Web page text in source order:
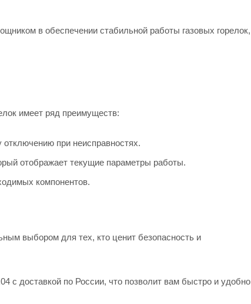
в обеспечении стабильной работы газовых горелок,
имеет ряд преимуществ:
отключению при неисправностях.
отображает текущие параметры работы.
компонентов.
выбором для тех, кто ценит безопасность и
с доставкой по России, что позволит вам быстро и удобно